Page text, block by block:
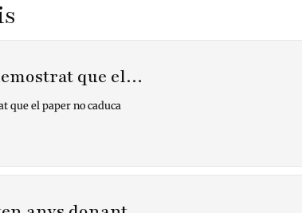
que el…
que el paper no caduca